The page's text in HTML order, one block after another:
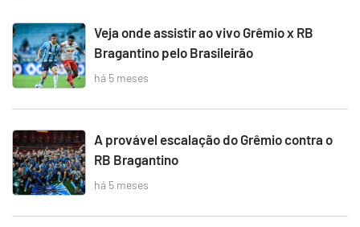
Veja onde assistir ao vivo Grêmio x RB
Bragantino pelo Brasileirão
há 5 meses
A provável escalação do Grêmio contra o
RB Bragantino
há 5 meses